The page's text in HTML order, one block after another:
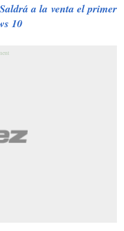
Saldrá a la venta el primer
10